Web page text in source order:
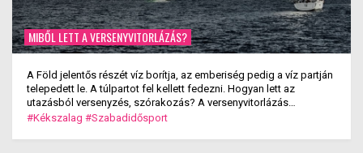
MIBŐL LETT A VERSENYVITORLÁZÁS?
A Föld jelentős részét víz borítja, az emberiség pedig a víz partján
telepedett le. A túlpartot fel kellett fedezni. Hogyan lett az
utazásból versenyzés, szórakozás? A versenyvitorlázás
kialakulása.
#Kékszalag #Szabadidősport